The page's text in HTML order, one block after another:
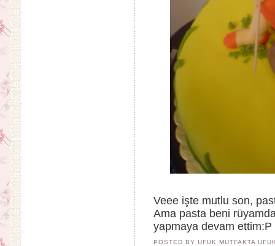
Veee işte mutlu son,
Ama pasta beni
yapmaya devam ettim:P
POSTED BY UFUK MUTFAKTA